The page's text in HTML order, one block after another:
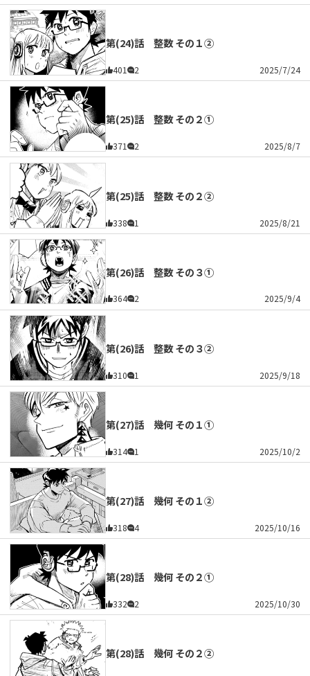
第(24)話 整数 その１②
401 2 2025/7/24
第(25)話 整数 その２①
371 2 2025/8/7
第(25)話 整数 その２②
338 1 2025/8/21
第(26)話 整数 その３①
364 2 2025/9/4
第(26)話 整数 その３②
310 1 2025/9/18
第(27)話 幾何 その１①
314 1 2025/10/2
第(27)話 幾何 その１②
318 4 2025/10/16
第(28)話 幾何 その２①
332 2 2025/10/30
第(28)話 幾何 その２②